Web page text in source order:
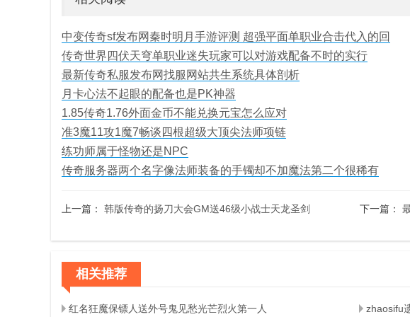
中变传奇sf发布网秦时明月手游评测 超强平面单职业合击代入的回
传奇世界四伏天穹单职业迷失玩家可以对游戏配备不时的实行
最新传奇私服发布网找服网站共生系统具体剖析
月卡心法不起眼的配备也是PK神器
1.85传奇1.76外面金币不能兑换元宝怎么应对
准3魔11攻1魔7畅谈四根超级大顶尖法师项链
练功师属于怪物还是NPC
传奇服务器两个名字像法师装备的手镯却不加魔法第二个很稀有
上一篇： 韩版传奇的扬刀大会GM送46级小战士天龙圣剑 下一篇：
相关推荐
红名狂魔保镖人送外号鬼见愁光芒烈火第一人 zhaosifu